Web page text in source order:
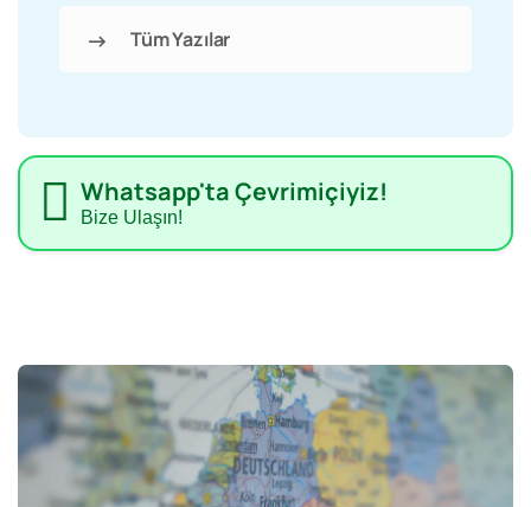
Tüm Yazılar
Whatsapp'ta Çevrimiçiyiz!
Bize Ulaşın!